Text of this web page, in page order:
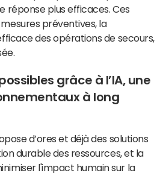
plus efficaces. Ces
préventives, la
des opérations de secours,
grâce à l’IA, une
à long
d’ores et déjà des solutions
durable des ressources, et la
l'impact humain sur la